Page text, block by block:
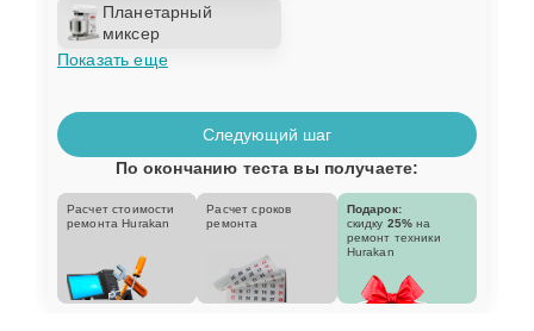
Планетарный
миксер
Показать еще
Следующий шаг
По окончанию теста вы получаете:
Расчет стоимости
ремонта Hurakan
Расчет сроков
ремонта
Подарок:
скидку 25% на
ремонт техники
Hurakan